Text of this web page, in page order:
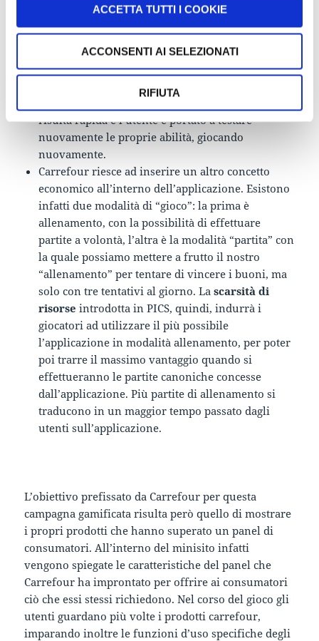
ACCETTA TUTTI I COOKIE
ACCONSENTI AI SELEZIONATI
RIFIUTA
dell’esperienza: il giocatore ha solo due minuti di
tempo per effettuare tutte le combinazioni
possibili per il premio. Avere un limite di tempo
così basso lo spinge a muoversi velocemente,
aumentando così le possibilità di errore. Con un
risulta rapida e l’utente è portato a testare
nuovamente le proprie abilità, giocando
nuovamente.
Carrefour riesce ad inserire un altro concetto
economico all’interno dell’applicazione. Esistono
infatti due modalità di “gioco”: la prima è
allenamento, con la possibilità di effettuare
partite a volontà, l’altra è la modalità “partita” con
la quale possiamo mettere a frutto il nostro
“allenamento” per tentare di vincere i buoni, ma
solo con tre tentativi al giorno. Lascarsità di
risorse introdotta in PICS, quindi, indurrà i
giocatori ad utilizzare il più possibile
l’applicazione in modalità allenamento, per poter
poi trarre il massimo vantaggio quando si
effettueranno le partite canoniche concesse
dall’applicazione. Più partite di allenamento si
traducono in un maggior tempo passato dagli
utenti sull’applicazione.
L’obiettivo prefissato da Carrefour per questa
campagna gamificata risulta però quello di mostrare
i propri prodotti che hanno superato un panel di
consumatori. All’interno del minisito infatti
vengono spiegate le caratteristiche del panel che
Carrefour ha improntato per offrire ai consumatori
ciò che essi stessi richiedono. Nel corso del gioco gli
utenti guardano più volte i prodotti carrefour,
imparando inoltre le funzioni d’uso specifiche degli